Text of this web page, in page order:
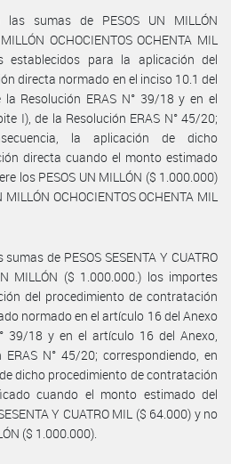
las sumas de PESOS UN MILLÓN
OCHOCIENTOS OCHENTA MIL
establecidos para la aplicación del
directa normado en el inciso 10.1 del
Resolución ERAS N° 39/18 y en el
I), de la Resolución ERAS N° 45/20;
la aplicación de dicho
directa cuando el monto estimado
los PESOS UN MILLÓN ($ 1.000.000)
OCHOCIENTOS OCHENTA MIL
de PESOS SESENTA Y CUATRO
MILLÓN ($ 1.000.000.) los importes
del procedimiento de contratación
normado en el artículo 16 del Anexo
39/18 y en el artículo 16 del Anexo,
N° 45/20; correspondiendo, en
dicho procedimiento de contratación
cuando el monto estimado del
Y CUATRO MIL ($ 64.000) y no
($ 1.000.000).